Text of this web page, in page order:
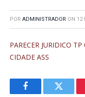
POR ADMINISTRADOR ON 12
PARECER JURIDICO
CIDADE ASS
FacebookTwitter